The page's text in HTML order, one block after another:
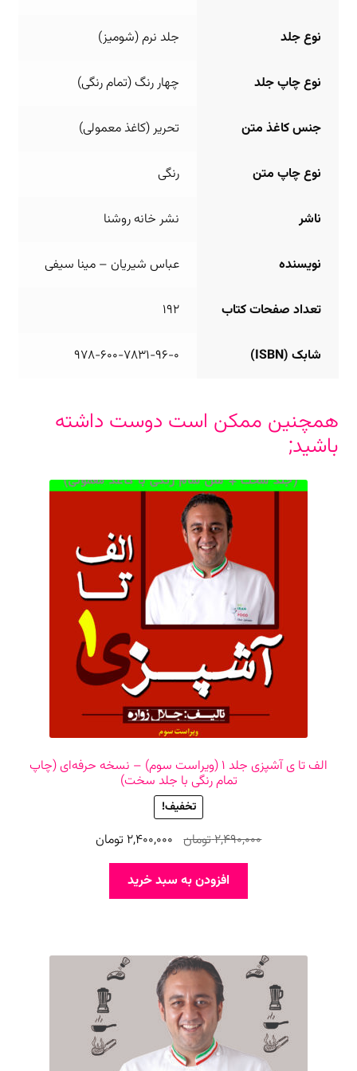
نوع جلد جلد نرم (شومیز)
نوع چاپ جلد چهار رنگ (تمام رنگی)
جنس کاغذ متن تحریر (کاغذ معمولی)
نوع چاپ متن رنگی
ناشر نشر خانه روشنا
نویسنده عباس شیریان – مینا سیفی
تعداد صفحات کتاب 192
شابک (ISBN) 978-600-7831-96-0
همچنین ممکن است دوست داشته
باشید;
الف تا ی آشپزی جلد ۱ (ویراست سوم) – نسخه حرفه‌ای (چاپ
تمام رنگی با جلد سخت)
تخفیف!
2,490,000تومان قیمت
اصلی
2,490,000 تومان
بود.
2,400,000 تومانقیمت
افزودن به سبد خرید